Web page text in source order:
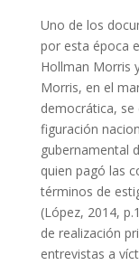
Uno de los
por esta época
Hollman Morris
Morris, en el
democrática, se
figuración
gubernamental
quien pagó las
términos de
(López, 2014,
de realización
entrevistas a